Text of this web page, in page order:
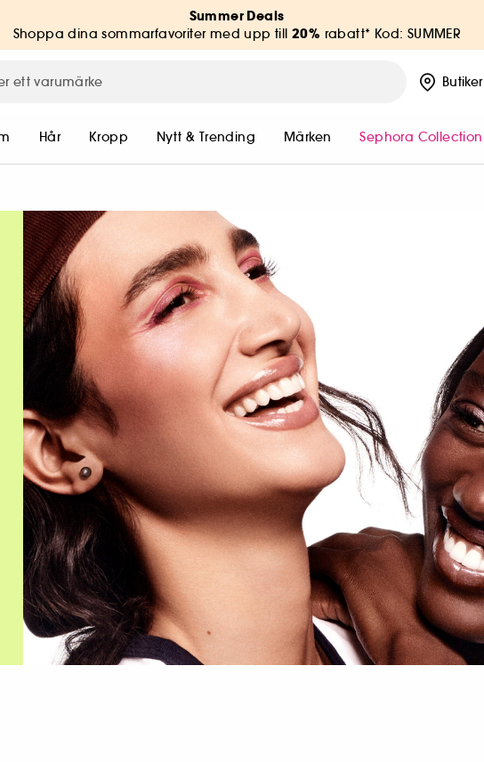
Summer Deals
Shoppa dina sommarfavoriter med upp till20% rabatt* Kod: SUMMER
Butiker
Hår Kropp Nytt & Trending Märken Sephora Collection